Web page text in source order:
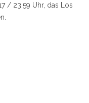
/ 23:59 Uhr, das Los